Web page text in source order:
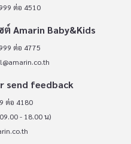
ต่อ 4510
Amarin Baby&Kids
ต่อ 4775
send feedback
ต่อ 4180
- 18.00 น)